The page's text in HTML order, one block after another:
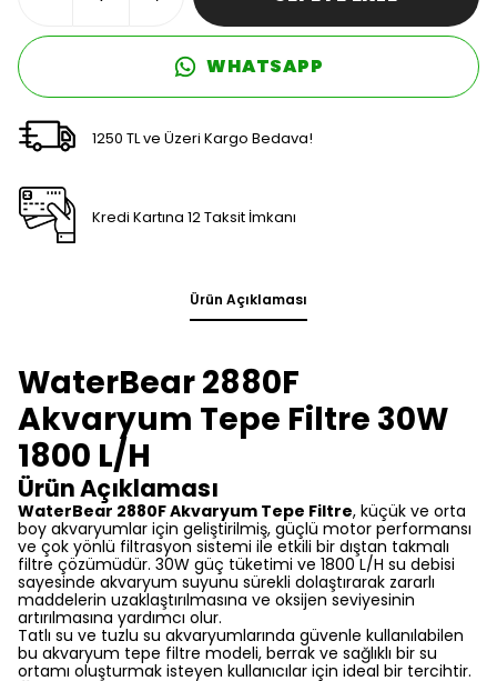
WHATSAPP
1250 TL ve Üzeri Kargo Bedava!
Kredi Kartına 12 Taksit İmkanı
Ürün Açıklaması
WaterBear 2880F
Akvaryum Tepe Filtre 30W
1800 L/H
Ürün Açıklaması
WaterBear 2880F Akvaryum Tepe Filtre, küçük ve orta
boy akvaryumlar için geliştirilmiş, güçlü motor performansı
ve çok yönlü filtrasyon sistemi ile etkili bir dıştan takmalı
filtre çözümüdür. 30W güç tüketimi ve 1800 L/H su debisi
sayesinde akvaryum suyunu sürekli dolaştırarak zararlı
maddelerin uzaklaştırılmasına ve oksijen seviyesinin
artırılmasına yardımcı olur.
Tatlı su ve tuzlu su akvaryumlarında güvenle kullanılabilen
bu akvaryum tepe filtre modeli, berrak ve sağlıklı bir su
ortamı oluşturmak isteyen kullanıcılar için ideal bir tercihtir.